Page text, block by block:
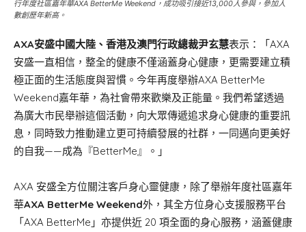
行年度社區嘉年華AXA BetterMe Weekend，成功吸引接近13,000人參與，參加人
數創歷年新高。
AXA安盛中國大陸、香港及澳門行政總裁尹玄慧表示：「AXA
安盛一直相信，整全的健康不僅涵蓋身心健康，更需要建立積
極正面的生活態度與習慣。今年再度舉辦AXA BetterMe
Weekend嘉年華，為社會帶來歡樂及正能量。我們希望透過
為廣大市民舉辦這個活動，向大眾傳遞追求身心健康的重要訊
息，同時致力推動建立更可持續發展的社群，一同邁向更美好
的自我——成為『BetterMe』。」
AXA 安盛全方位關注客戶身心靈健康，除了舉辦年度社區嘉年
華AXA BetterMe Weekend外，其全方位身心支援服務平台
「AXA BetterMe」亦提供近 20 項全面的身心服務，涵蓋健康